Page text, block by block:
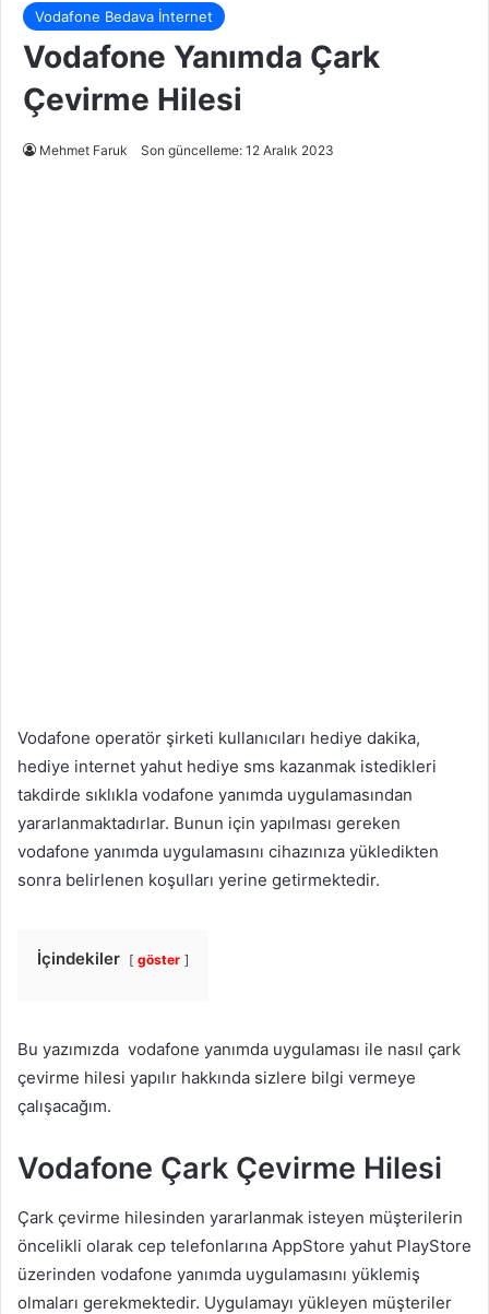
Vodafone Bedava İnternet
Vodafone Yanımda Çark
Çevirme Hilesi
Mehmet Faruk Son güncelleme: 12 Aralık 2023
Vodafone operatör şirketi kullanıcıları hediye dakika,
hediye internet yahut hediye sms kazanmak istedikleri
takdirde sıklıkla vodafone yanımda uygulamasından
yararlanmaktadırlar. Bunun için yapılması gereken
vodafone yanımda uygulamasını cihazınıza yükledikten
sonra belirlenen koşulları yerine getirmektedir.
İçindekiler göster
Bu yazımızda vodafone yanımda uygulaması ile nasıl çark
çevirme hilesi yapılır hakkında sizlere bilgi vermeye
çalışacağım.
Vodafone Çark Çevirme Hilesi
Çark çevirme hilesinden yararlanmak isteyen müşterilerin
öncelikli olarak cep telefonlarına AppStore yahut PlayStore
üzerinden vodafone yanımda uygulamasını yüklemiş
olmaları gerekmektedir. Uygulamayı yükleyen müşteriler